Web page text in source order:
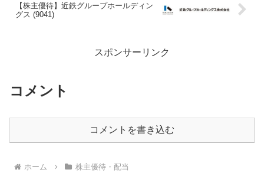
【株主優待】近鉄グループホールディン
グス (9041)
スポンサーリンク
コメント
コメントを書き込む
ホーム 株主優待・配当